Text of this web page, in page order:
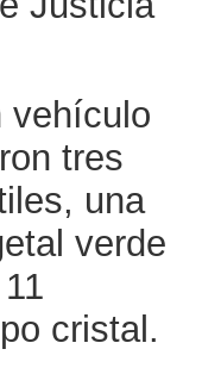
vehículo
tres
una
verde
cristal.